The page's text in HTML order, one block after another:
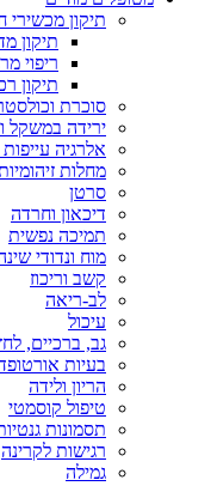
תיקון
תיקון
ריפוי
תיקון
סוכרת
ירידה במשקל
אלרגיה
מחלות
סרטן
דיכאון וחרדה
תמיכה נפשית
מוח ונדודי
קשב וריכוז
לב-ריאה
עיכול
גב, ברכיים,
בעיות
הריון ולידה
טיפול קוסמטי
תסמונות
רגישות לקרינה
גמילה